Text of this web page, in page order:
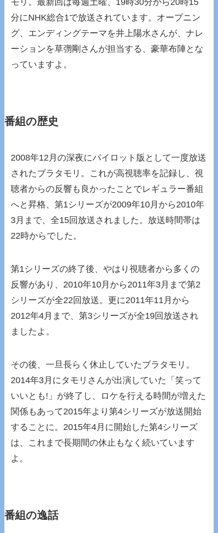
分にNHK総合1で放送されています。オープニン
グ、エンディングテーマを井上陽水さんが、ナレ
ーションを草彅剛さんが担当する、豪華布陣とな
っていますよ。
番組の歴史
2008年12月の深夜にパイロット版として一度放送
されたブラタモリ。これが高視聴率を記録し、視
聴者からの反響も良かったことでレギュラー番組
へと昇格、第1シリーズが2009年10月から2010年
3月まで、全15回放送されました。放送時間帯は
22時からでした。
第1シリーズの終了後、やはり視聴者から多くの
反響があり、2010年10月から2011年3月まで第2
シリーズが全22回放送。更に2011年11月から
2012年4月まで、第3シリーズが全19回放送され
ましたよ。
その後、一旦長らく休止していたブラタモリ。
2014年3月にタモリさんが出演していた「笑って
いいとも!」が終了し、ロケを行える時間が増えた
関係もあって2015年より第4シリーズが放送開始
することに。2015年4月に開始した第4シリーズ
は、これまで長期間の休止もなく続いています
よ。
番組の逸話